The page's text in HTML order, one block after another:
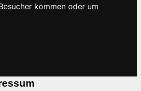
kommen oder um